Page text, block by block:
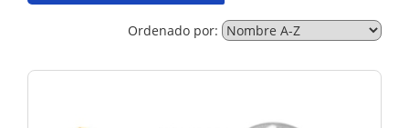
Ordenado por: